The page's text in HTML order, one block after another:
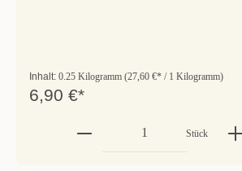
Inhalt: 0.25 Kilogramm (27,60 €* / 1 Kilogramm)
6,90 €*
Stück